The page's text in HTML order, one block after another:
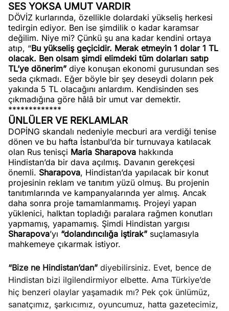
SES YOKSA UMUT VARDIR
DÖVİZ kurlarında, özellikle dolardaki yükseliş herkesi
tedirgin ediyor. Ben ise şimdilik o kadar karamsar
değilim. Niye mi? Çünkü şu ana kadar kendini ortaya
atıp, “Bu yükseliş geçicidir. Merak etmeyin 1 dolar 1 TL
olacak. Ben olsam şimdi elimdeki tüm dolarları satıp
TL’ye dönerim” diye konuşan ekonomi gurusundan ses
seda çıkmadı. Eğer böyle bir şey deseydi doların pek
yakında 5 TL olacağını anlardım. Kendisinden ses
çıkmadığına göre hâlâ bir umut var demektir.
*************
ÜNLÜLER VE REKLAMLAR
DOPİNG skandalı nedeniyle mecburi ara verdiği tenise
dönen ve bu hafta İstanbul’da bir turnuvaya katılacak
olan Rus tenisçi Maria Sharapova hakkında
Hindistan’da bir dava açılmış. Davanın gerekçesi
önemli. Sharapova, Hindistan’da yapılacak bir konut
projesinin reklam ve tanıtım yüzü olmuş. Bu projenin
tanıtımlarında ve kampanyalarında yer almış. Ancak
daha sonra proje tamamlanmamış. Projeyi yapan
yüklenici, halktan topladığı paralara rağmen konutları
yapmamış, yapamamış. Şimdi Hindistan yargısı
Sharapova’yı “dolandırıcılığa iştirak” suçlamasıyla
mahkemeye çıkarmak istiyor.
“Bize ne Hindistan’dan” diyebilirsiniz. Evet, bence de
Hindistan bizi ilgilendirmiyor elbette. Ama Türkiye’de
hiç benzeri olaylar yaşamadık mı? Pek çok ünlümüz,
sanatçımız, şarkıcımız, oyuncumuz, hatta gazetecimiz,